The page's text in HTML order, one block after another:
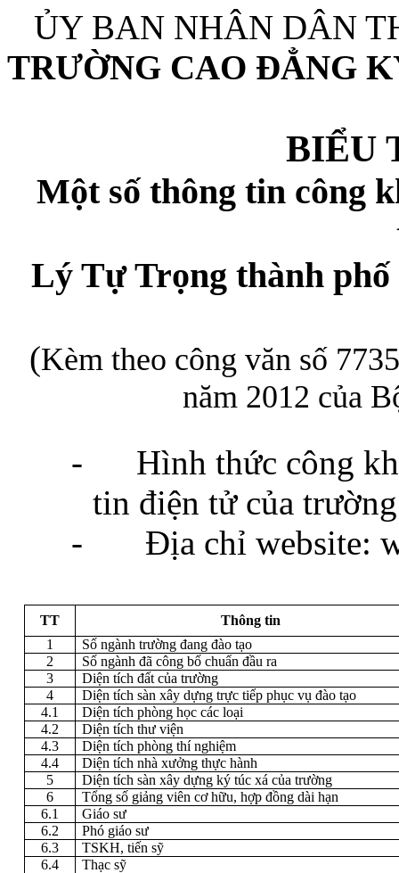
ỦY BAN NHÂN DÂN
TRƯỜNG CAO ĐẲNG
BIỂU
Một số thông tin công
Lý Tự Trọng thành
(Kèm theo công văn số
năm 2012 của
-
Hình thức công
tin điện tử của
-
Địa chỉ website:
TT
Thông tin
1
Số ngành trường đang đào tạo
2
Số ngành đã công bố chuẩn đầu ra
3
Diện tích đất của trường
4
Diện tích sàn xây dựng trực tiếp phục vụ đào tạo
4.1
Diện tích phòng học các loại
4.2
Diện tích thư viện
4.3
Diện tích phòng thí nghiệm
4.4
Diện tích nhà xưởng thực hành
5
Diện tích sàn xây dựng ký túc xá của trường
6
Tổng số giảng viên cơ hữu, hợp đồng dài hạn
6.1
Giáo sư
6.2
Phó giáo sư
6.3
TSKH, tiến sỹ
6.4
Thạc sỹ